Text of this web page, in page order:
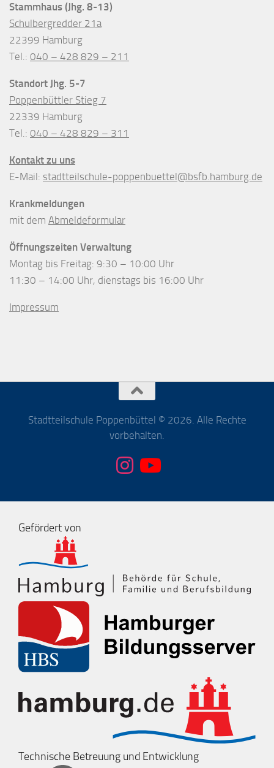
Stammhaus (Jhg. 8-13)
Schulbergredder 21a
22399 Hamburg
Tel.: 040 – 428 829 – 211
Standort Jhg. 5-7
Poppenbüttler Stieg 7
22339 Hamburg
Tel.: 040 – 428 829 – 311
Kontakt zu uns
E-Mail: stadtteilschule-poppenbuettel@bsfb.hamburg.de
Krankmeldungen
mit dem Abmeldeformular
Öffnungszeiten Verwaltung
Montag bis Freitag: 9:30 – 10:00 Uhr
11:30 – 14:00 Uhr, dienstags bis 16:00 Uhr
Impressum
Stadtteilschule Poppenbüttel © 2026. Alle Rechte
vorbehalten.
Gefördert von
Technische Betreuung und Entwicklung